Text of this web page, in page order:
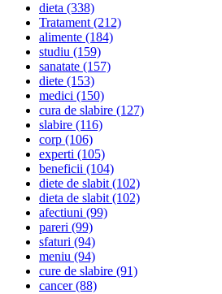
dieta (338)
Tratament(212)
alimente (184)
studiu (159)
sanatate (157)
diete (153)
medici (150)
cura de slabire (127)
slabire (116)
corp (106)
experti (105)
beneficii (104)
diete de slabit(102)
dieta de slabit(102)
afectiuni (99)
pareri (99)
sfaturi (94)
meniu (94)
cure de slabire (91)
cancer(88)